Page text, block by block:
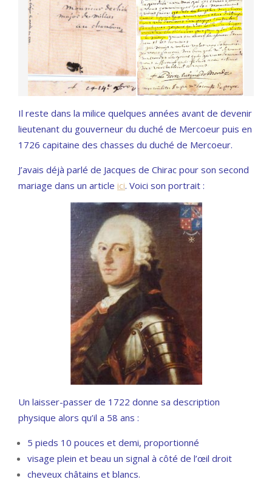
Il reste dans la milice quelques années avant de devenir
lieutenant du gouverneur du duché de Mercoeur puis en
1726 capitaine des chasses du duché de Mercoeur.
J’avais déjà parlé de Jacques de Chirac pour son second
mariage dans un article ici. Voici son portrait :
Un laisser-passer de 1722 donne sa description
physique alors qu’il a 58 ans :
5 pieds 10 pouces et demi, proportionné
visage plein et beau un signal à côté de l’œil droit
cheveux châtains et blancs.